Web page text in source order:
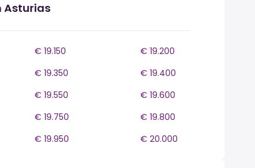
Asturias
€ 19.150
€ 19.200
€ 19.350
€ 19.400
€ 19.550
€ 19.600
€ 19.750
€ 19.800
€ 19.950 € 20.000